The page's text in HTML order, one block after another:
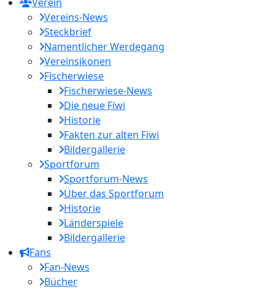
Vereins-News
Steckbrief
Namentlicher Werdegang
Vereinsikonen
Fischerwiese
Fischerwiese-News
Die neue Fiwi
Historie
Fakten zur alten Fiwi
Bildergallerie
Sportforum
Sportforum-News
Über das Sportforum
Historie
Länderspiele
Bildergallerie
Fans
Fan-News
Bücher